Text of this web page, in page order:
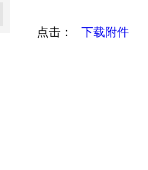
点击：下载附件